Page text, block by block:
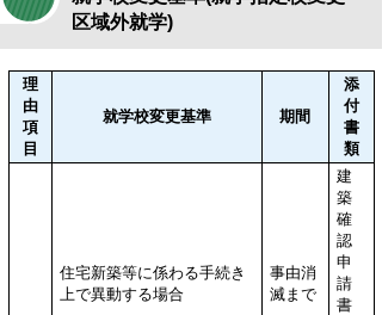
区域外就学)
理
由
項
目
就学校変更基準 期間
添
付
書
類
住宅新築等に係わる手続き
上で異動する場合
事由消
滅まで
建
築
確
認
申
請
書